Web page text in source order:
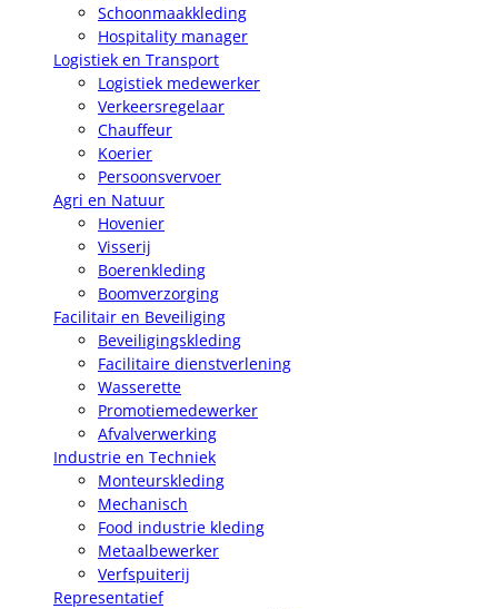
Schoonmaakkleding
Hospitality manager
Logistiek en Transport
Logistiek medewerker
Verkeersregelaar
Chauffeur
Koerier
Persoonsvervoer
Agri en Natuur
Hovenier
Visserij
Boerenkleding
Boomverzorging
Facilitair en Beveiliging
Beveiligingskleding
Facilitaire dienstverlening
Wasserette
Promotiemedewerker
Afvalverwerking
Industrie en Techniek
Monteurskleding
Mechanisch
Food industrie kleding
Metaalbewerker
Verfspuiterij
Representatief